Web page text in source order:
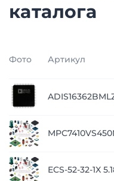
каталога
Фото Артикул
ECS-52-32-1X